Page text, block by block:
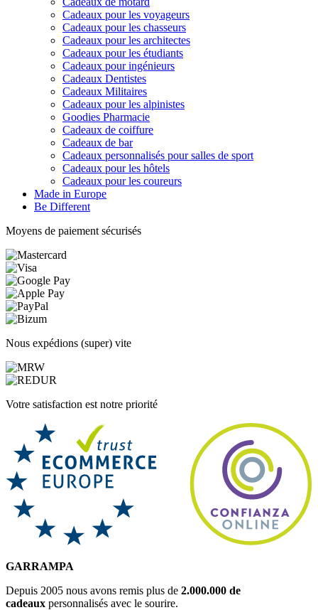
Cadeaux pour les voyageurs
Cadeaux pour les chasseurs
Cadeaux pour les architectes
Cadeaux pour les étudiants
Cadeaux pour ingénieurs
Cadeaux Dentistes
Cadeaux Militaires
Cadeaux pour les alpinistes
Goodies Pharmacie
Cadeaux de coiffure
Cadeaux de bar
Cadeaux personnalisés pour salles de sport
Cadeaux pour les hôtels
Cadeaux pour les coureurs
Made in Europe
Be Different
Moyens de paiement sécurisés
Nous expédions (super) vite
Votre satisfaction est notre priorité
GARRAMPA
Depuis 2005 nous avons remis plus de 2.000.000 de
cadeaux personnalisés avec le sourire.